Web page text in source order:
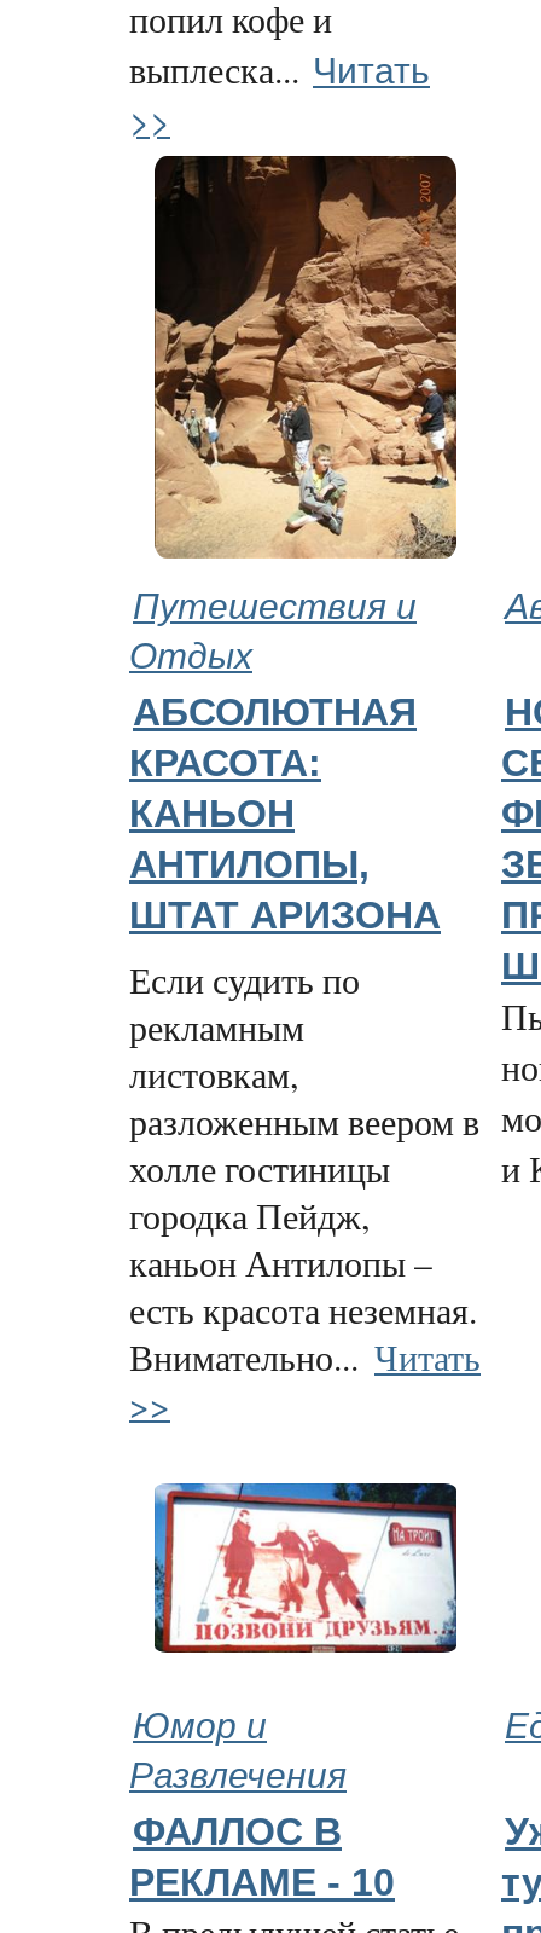
попил кофе и
выплеска... Читать
>>
Путешествия и
Отдых
АБСОЛЮТНАЯ
КРАСОТА:
КАНЬОН
АНТИЛОПЫ,
ШТАТ АРИЗОНА
Если судить по
рекламным
листовкам,
разложенным веером в
холле гостиницы
городка Пейдж,
каньон Антилопы –
есть красота неземная.
Внимательно... Читать
>>
и
Юмор и
Развлечения
ФАЛЛОС В
РЕКЛАМЕ - 10